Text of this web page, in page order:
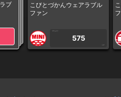
ブ
こびとづかんウェアラブル
ファン
1PLAY
575
CP